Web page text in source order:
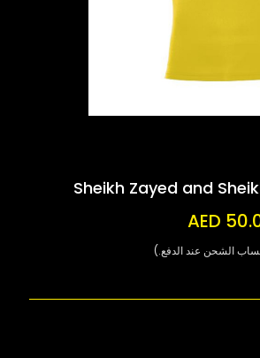
Sheikh Zayed and
AED
الشحن عند الدفع.)